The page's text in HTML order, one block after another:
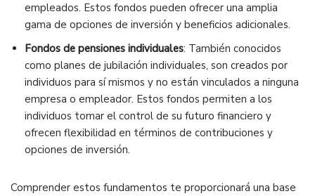
empleados. Estos fondos pueden ofrecer una amplia
gama de opciones de inversión y beneficios adicionales.
Fondos de pensiones individuales: También conocidos
como planes de jubilación individuales, son creados por
individuos para sí mismos y no están vinculados a ninguna
empresa o empleador. Estos fondos permiten a los
individuos tomar el control de su futuro financiero y
ofrecen flexibilidad en términos de contribuciones y
opciones de inversión.
Comprender estos fundamentos te proporcionará una base